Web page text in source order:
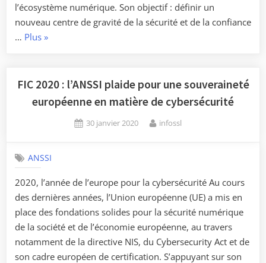
l’écosystème numérique. Son objectif : définir un
nouveau centre de gravité de la sécurité et de la confiance
… Plus« Campus
l’ambition
française
s’affirme
et
rayonner
l’écosystème
de
la
cybersécurité »
»
FIC 2020 : l’ANSSI plaide pour une souveraineté
européenne en matière de cybersécurité
Posted
30 janvier 2020 By
infossl
ANSSI
2020, l’année de l’europe pour la cybersécurité Au cours
des dernières années, l’Union européenne (UE) a mis en
place des fondations solides pour la sécurité numérique
de la société et de l’économie européenne, au travers
notamment de la directive NIS, du Cybersecurity Act et de
son cadre européen de certification. S’appuyant sur son